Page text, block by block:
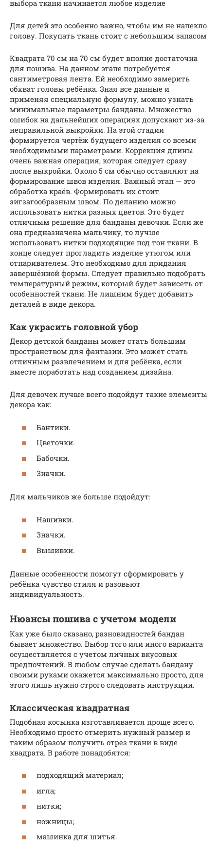
выбора ткани начинается любое изделие
Для детей это особенно важно, чтобы им не напекло
голову. Покупать ткань стоит с небольшим запасом
Квадрата 70 см на 70 см будет вполне достаточна
для пошива. На данном этапе потребуется
сантиметровая лента. Ей необходимо замерить
обхват головы ребёнка. Зная все данные и
применяя специальную формулу, можно узнать
минимальные параметры банданы. Множество
ошибок на дальнейших операциях допускают из-за
неправильной выкройки. На этой стадии
формируется чертёж будущего изделия со всеми
необходимыми параметрами. Коррекция длины
очень важная операция, которая следует сразу
после выкройки. Около 5 см обычно оставляют на
формирование швов изделия. Важный этап — это
обработка краёв. Формировать их стоит
зигзагообразным швом. По деланию можно
использовать нитки разных цветов. Это будет
отличным решение для банданы девочки. Если же
она предназначена мальчику, то лучше
использовать нитки подходящие под тон ткани. В
конце следует прогладить изделие утюгом или
отпаривателем. Это необходимо для придания
завершённой формы. Следует правильно подобрать
температурный режим, который будет зависеть от
особенностей ткани. Не лишним будет добавить
деталей в виде декора.
Как украсить головной убор
Декор детской банданы может стать большим
пространством для фантазии. Это может стать
отличным развлечением и для ребёнка, если
вместе поработать над созданием дизайна.
Для девочек лучше всего подойдут такие элементы
декора как:
Бантики.
Цветочки.
Бабочки.
Значки.
Для мальчиков же больше подойдут:
Нашивки.
Значки.
Вышивки.
Данные особенности помогут сформировать у
ребёнка чувство стиля и разовьют
индивидуальность.
Нюансы пошива с учетом модели
Как уже было сказано, разновидностей бандан
бывает множество. Выбор того или иного варианта
осуществляется с учетом личных вкусовых
предпочтений. В любом случае сделать бандану
своими руками окажется максимально просто, для
этого лишь нужно строго следовать инструкции.
Классическая квадратная
Подобная косынка изготавливается проще всего.
Необходимо просто отмерить нужный размер и
таким образом получить отрез ткани в виде
квадрата. В работе понадобятся:
подходящий материал;
игла;
нитки;
ножницы;
машинка для шитья.